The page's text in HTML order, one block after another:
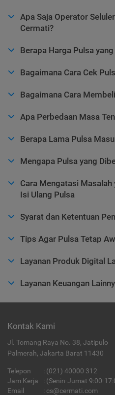
Apa Saja Operator
Cermati?
Berapa Harga Pulsa
Bagaimana Cara Cek
Bagaimana Cara
Apa Perbedaan Masa
Berapa Lama Pulsa
Mengapa Pulsa yang
Cara Mengatasi Masalah
Isi Ulang Pulsa
Syarat dan Ketentuan
Tips Agar Pulsa Tetap
Layanan Produk Digital
Layanan Keuangan
Kontak Kami
Jl. Tomang Raya No. 38, Jatipulo
Palmerah, Jakarta Barat 11430
Telepon : (021) 40000 312
Jam Kerja
: (Senin-Jumat 9:00-
Email
: cs@cermati.com